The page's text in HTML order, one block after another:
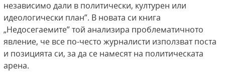
независимо дали в политически, културен или
идеологически план”. В новата си книга
„Недосегаемите” той анализира проблематичното
явление, че все по-често журналисти използват поста
и позицията си, за да се намесят на политическата
арена.